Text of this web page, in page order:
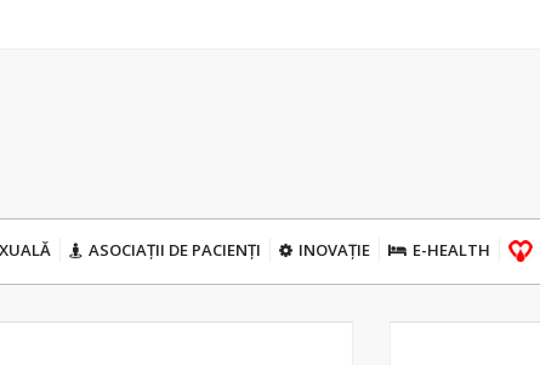
ASOCIAȚII DE PACIENȚI INOVAȚIE E-HEALTH